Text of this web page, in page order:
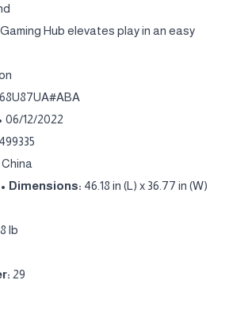
Hub elevates play in an easy
68U87UA#ABA
06/12/2022
China
Dimensions: 46.18 in (L) x 36.77 in (W)
lb
29